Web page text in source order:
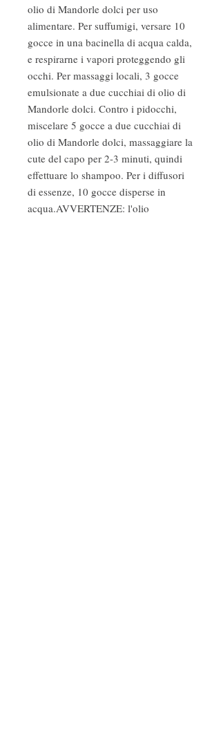
olio di Mandorle dolci per uso
alimentare. Per suffumigi, versare 10
gocce in una bacinella di acqua calda,
e respirarne i vapori proteggendo gli
occhi. Per massaggi locali, 3 gocce
emulsionate a due cucchiai di olio di
Mandorle dolci. Contro i pidocchi,
miscelare 5 gocce a due cucchiai di
olio di Mandorle dolci, massaggiare la
cute del capo per 2-3 minuti, quindi
effettuare lo shampoo. Per i diffusori
di essenze, 10 gocce disperse in
acqua.AVVERTENZE: l'olio